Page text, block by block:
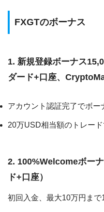
FXGTのボーナス
1. 新規登録ボーナス
ダード+口座、
アカウント認証完了でボー
20万USD相当額のトレー
2. 100%Welcomeボー
ド+口座）
初回入金、最大10万円ま